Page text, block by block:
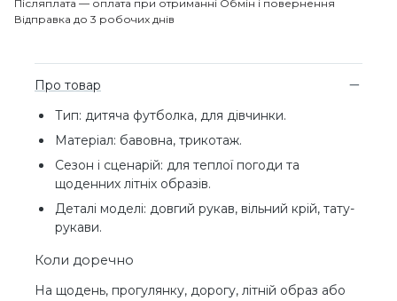
Післяплата — оплата при отриманні Обмін і повернення
Відправка до 3 робочих днів
Про товар
Тип: дитяча футболка, для дівчинки.
Матеріал: бавовна, трикотаж.
Сезон і сценарій: для теплої погоди та
щоденних літніх образів.
Деталі моделі: довгий рукав, вільний крій, тату-
рукави.
Коли доречно
На щодень, прогулянку, дорогу, літній образ або